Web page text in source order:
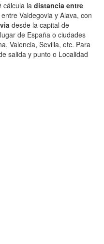
cálcula la distancia entre
Valdegovia y Alava, con
desde la capital de
de España o ciudades
Valencia, Sevilla, etc. Para
salida y punto o Localidad